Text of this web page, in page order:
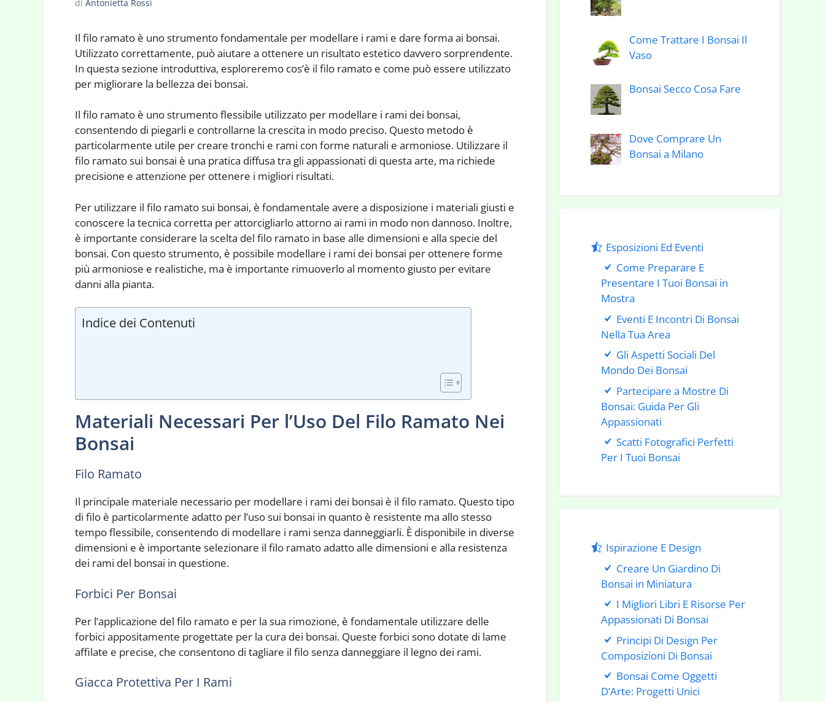
di Antonietta Rossi
Il filo ramato è uno strumento fondamentale per modellare i rami e dare forma ai bonsai.
Utilizzato correttamente, può aiutare a ottenere un risultato estetico davvero sorprendente.
In questa sezione introduttiva, esploreremo cos’è il filo ramato e come può essere utilizzato
per migliorare la bellezza dei bonsai.
Il filo ramato è uno strumento flessibile utilizzato per modellare i rami dei bonsai,
consentendo di piegarli e controllarne la crescita in modo preciso. Questo metodo è
particolarmente utile per creare tronchi e rami con forme naturali e armoniose. Utilizzare il
filo ramato sui bonsai è una pratica diffusa tra gli appassionati di questa arte, ma richiede
precisione e attenzione per ottenere i migliori risultati.
Per utilizzare il filo ramato sui bonsai, è fondamentale avere a disposizione i materiali giusti e
conoscere la tecnica corretta per attorcigliarlo attorno ai rami in modo non dannoso. Inoltre,
è importante considerare la scelta del filo ramato in base alle dimensioni e alla specie del
bonsai. Con questo strumento, è possibile modellare i rami dei bonsai per ottenere forme
più armoniose e realistiche, ma è importante rimuoverlo al momento giusto per evitare
danni alla pianta.
Indice dei Contenuti
Materiali Necessari Per l’Uso Del Filo Ramato Nei
Bonsai
Filo Ramato
Il principale materiale necessario per modellare i rami dei bonsai è il filo ramato. Questo tipo
di filo è particolarmente adatto per l’uso sui bonsai in quanto è resistente ma allo stesso
tempo flessibile, consentendo di modellare i rami senza danneggiarli. È disponibile in diverse
dimensioni e è importante selezionare il filo ramato adatto alle dimensioni e alla resistenza
dei rami del bonsai in questione.
Forbici Per Bonsai
Per l’applicazione del filo ramato e per la sua rimozione, è fondamentale utilizzare delle
forbici appositamente progettate per la cura dei bonsai. Queste forbici sono dotate di lame
affilate e precise, che consentono di tagliare il filo senza danneggiare il legno dei rami.
Giacca Protettiva Per I Rami
Come Trattare I Bonsai Il
Vaso
Bonsai Secco Cosa Fare
Dove Comprare Un
Bonsai a Milano
Esposizioni Ed Eventi
Come Preparare E
Presentare I Tuoi Bonsai in
Mostra
Eventi E Incontri Di Bonsai
Nella Tua Area
Gli Aspetti Sociali Del
Mondo Dei Bonsai
Partecipare a Mostre Di
Bonsai: Guida Per Gli
Appassionati
Scatti Fotografici Perfetti
Per I Tuoi Bonsai
Ispirazione E Design
Creare Un Giardino Di
Bonsai in Miniatura
I Migliori Libri E Risorse Per
Appassionati Di Bonsai
Principi Di Design Per
Composizioni Di Bonsai
Bonsai Come Oggetti
D’Arte: Progetti Unici